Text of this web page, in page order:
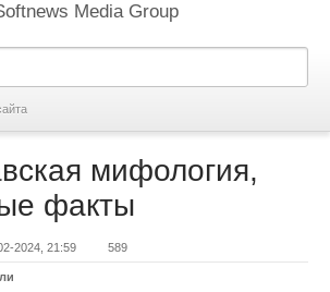
Media Group
мифология,
факты
2024, 21:59 589